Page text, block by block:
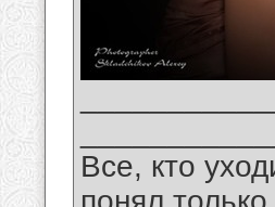
Все, кто